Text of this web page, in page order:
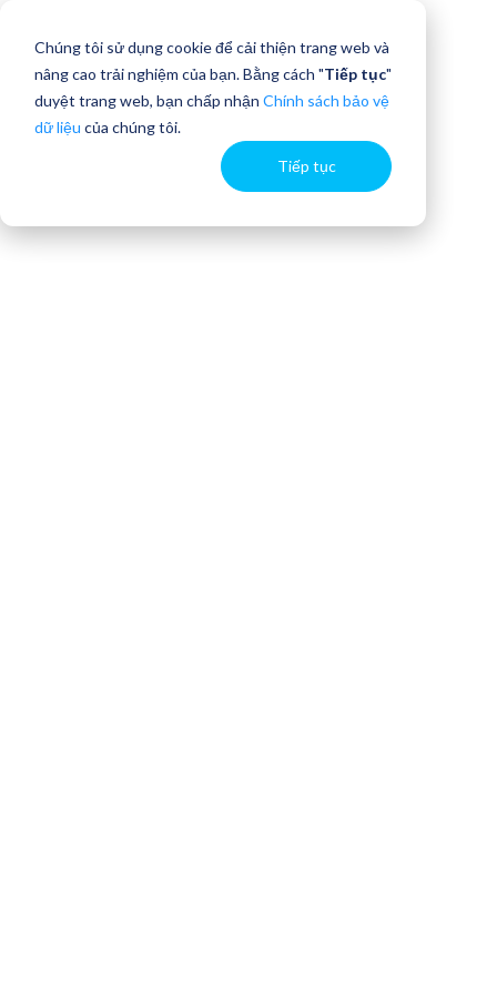
Chúng tôi sử dụng cookie để cải thiện trang web và
nâng cao trải nghiệm của bạn. Bằng cách "Tiếp tục"
duyệt trang web, bạn chấp nhận Chính sách bảo vệ
dữ liệu của chúng tôi.
Tiếp tục